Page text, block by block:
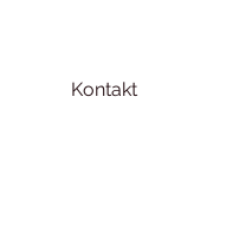
Kontakt